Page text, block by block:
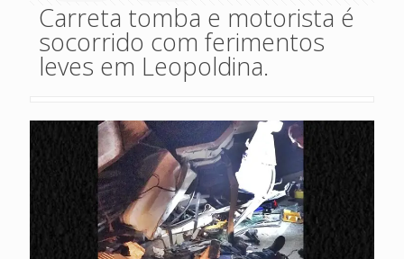
Carreta tomba e motorista é
socorrido com ferimentos
leves em Leopoldina.